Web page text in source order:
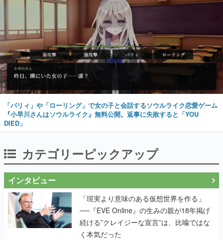
「パリィ」や「ローリング」で女の子と会話するソウルライク恋愛ゲーム
『小早川さんはソウルライク』無料公開。返事に失敗すると「YOU
DIED」
カテゴリーピックアップ
インタビュー
「現実より意味のある仮想世界を作る」
──『EVE Online』の生みの親が18年掲げ
続ける”クレイジーな宣言”は、比喩ではな
く本気だった